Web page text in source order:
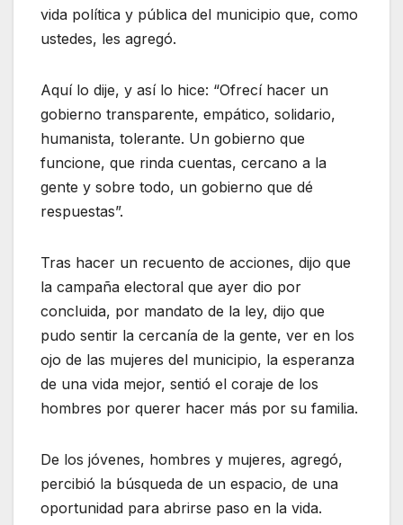
vida política y pública del municipio que, como
ustedes, les agregó.
Aquí lo dije, y así lo hice: “Ofrecí hacer un
gobierno transparente, empático, solidario,
humanista, tolerante. Un gobierno que
funcione, que rinda cuentas, cercano a la
gente y sobre todo, un gobierno que dé
respuestas”.
Tras hacer un recuento de acciones, dijo que
la campaña electoral que ayer dio por
concluida, por mandato de la ley, dijo que
pudo sentir la cercanía de la gente, ver en los
ojo de las mujeres del municipio, la esperanza
de una vida mejor, sentió el coraje de los
hombres por querer hacer más por su familia.
De los jóvenes, hombres y mujeres, agregó,
percibió la búsqueda de un espacio, de una
oportunidad para abrirse paso en la vida.